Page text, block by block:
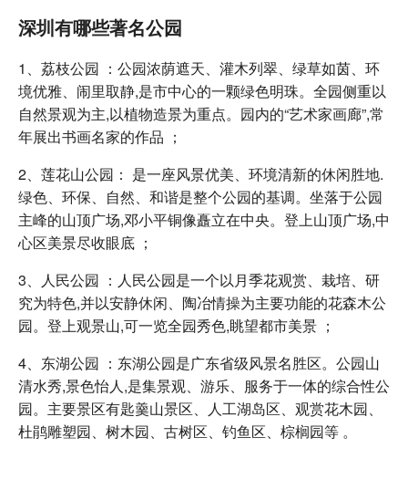
深圳有哪些著名公园
1、荔枝公园 ：公园浓荫遮天、灌木列翠、绿草如茵、环
境优雅、闹里取静,是市中心的一颗绿色明珠。全园侧重以
自然景观为主,以植物造景为重点。园内的“艺术家画廊”,常
年展出书画名家的作品 ；
2、莲花山公园： 是一座风景优美、环境清新的休闲胜地.
绿色、环保、自然、和谐是整个公园的基调。坐落于公园
主峰的山顶广场,邓小平铜像矗立在中央。登上山顶广场,中
心区美景尽收眼底 ；
3、人民公园 ：人民公园是一个以月季花观赏、栽培、研
究为特色,并以安静休闲、陶冶情操为主要功能的花森木公
园。登上观景山,可一览全园秀色,眺望都市美景 ；
4、东湖公园 ：东湖公园是广东省级风景名胜区。公园山
清水秀,景色怡人,是集景观、游乐、服务于一体的综合性公
园。主要景区有匙羹山景区、人工湖岛区、观赏花木园、
杜鹃雕塑园、树木园、古树区、钓鱼区、棕榈园等 。